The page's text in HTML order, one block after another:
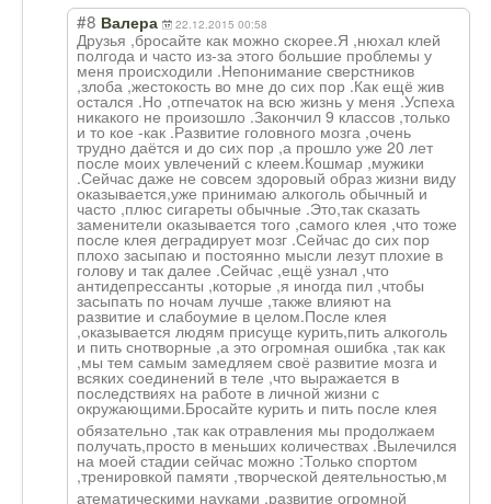
#8 Валера 22.12.2015 00:58
Друзья ,бросайте как можно скорее.Я ,нюхал клей
полгода и часто из-за этого большие проблемы у
меня происходили .Непонимание сверстников
,злоба ,жестокость во мне до сих пор .Как ещё жив
остался .Но ,отпечаток на всю жизнь у меня .Успеха
никакого не произошло .Закончил 9 классов ,только
и то кое -как .Развитие головного мозга ,очень
трудно даётся и до сих пор ,а прошло уже 20 лет
после моих увлечений с клеем.Кошмар ,мужики
.Сейчас даже не совсем здоровый образ жизни виду
оказывается,уже принимаю алкоголь обычный и
часто ,плюс сигареты обычные .Это,так сказать
заменители оказывается того ,самого клея ,что тоже
после клея деградирует мозг .Сейчас до сих пор
плохо засыпаю и постоянно мысли лезут плохие в
голову и так далее .Сейчас ,ещё узнал ,что
антидепрессанты ,которые ,я иногда пил ,чтобы
засыпать по ночам лучше ,также влияют на
развитие и слабоумие в целом.После клея
,оказывается людям присуще курить,пить алкоголь
и пить снотворные ,а это огромная ошибка ,так как
,мы тем самым замедляем своё развитие мозга и
всяких соединений в теле ,что выражается в
последствиях на работе в личной жизни с
окружающими.Бросайте курить и пить после клея
обязательно ,так как отравления мы продолжаем
получать,просто в меньших количествах .Вылечился
на моей стадии сейчас можно :Только спортом
,тренировкой памяти ,творческой деятельностью,м
атематическими науками ,развитие огромной